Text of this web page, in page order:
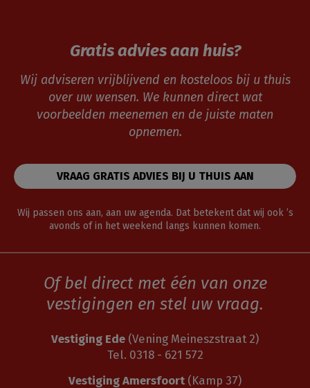
Gratis advies aan huis?
Wij adviseren vrijblijvend en kosteloos bij u thuis
over uw wensen. We kunnen direct wat
voorbeelden meenemen en de juiste maten
opnemen.
VRAAG GRATIS ADVIES BIJ U THUIS AAN
Wij passen ons aan, aan uw agenda. Dat betekent dat wij ook ’s
avonds of in het weekend langs kunnen komen.
Of bel direct met één van onze
vestigingen en stel uw vraag.
Vestiging Ede (Vening Meineszstraat 2)
Tel. 0318 - 621 572
Vestiging Amersfoort (Kamp 37)